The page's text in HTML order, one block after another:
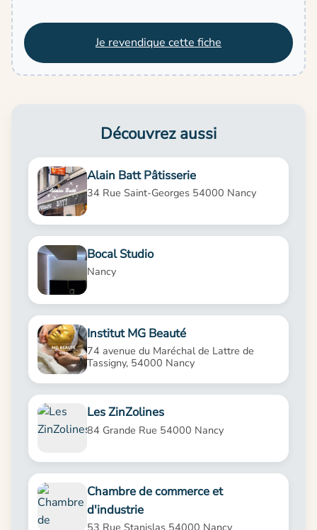
Je revendique cette fiche
Découvrez aussi
Alain Batt Pâtisserie
34 Rue Saint-Georges 54000 Nancy
Bocal Studio
Nancy
Institut MG Beauté
74 avenue du Maréchal de Lattre de
Tassigny, 54000 Nancy
Les ZinZolines
84 Grande Rue 54000 Nancy
Chambre de commerce et
d'industrie